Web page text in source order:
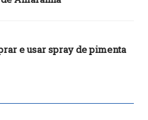
e usar spray de pimenta